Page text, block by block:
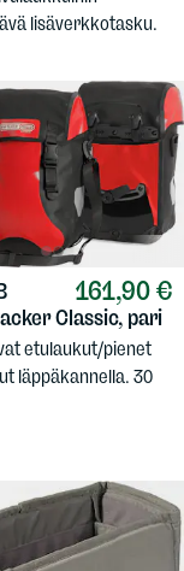
lisäverkkotasku.
161,90 €
Classic, pari
etulaukut/pienet
läppäkannella. 30